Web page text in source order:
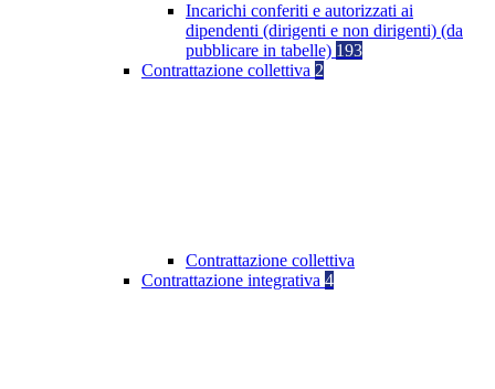
Incarichi conferiti e autorizzati ai
dipendenti (dirigenti e non dirigenti) (da
pubblicare in tabelle) 193
Contrattazione collettiva 2
Contrattazione collettiva
Contrattazione integrativa 4